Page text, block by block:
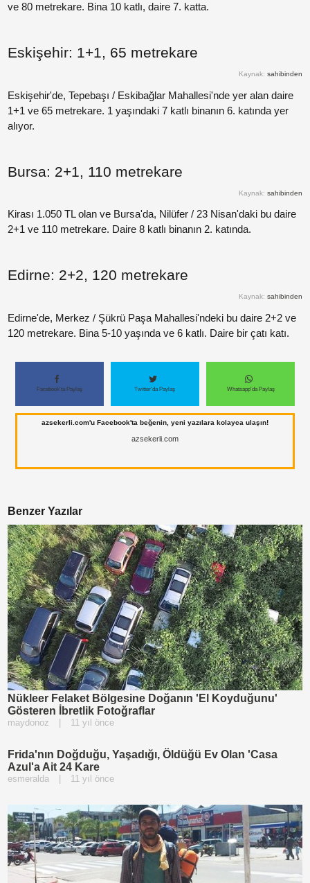
Paylaş
ve 80 metrekare. Bina 10 katlı, daire 7. katta.
Eskişehir: 1+1, 65 metrekare
Kaynak: sahibinden
Paylaş
Eskişehir'de, Tepebaşı / Eskibağlar Mahallesi'nde yer alan daire
1+1 ve 65 metrekare. 1 yaşındaki 7 katlı binanın 6. katında yer
alıyor.
Bursa: 2+1, 110 metrekare
Kaynak: sahibinden
Paylaş
Paylaş
Kirası 1.050 TL olan ve Bursa'da, Nilüfer / 23 Nisan'daki bu daire
2+1 ve 110 metrekare. Daire 8 katlı binanın 2. katında.
Edirne: 2+2, 120 metrekare
Kaynak: sahibinden
Paylaş
Paylaş
Edirne'de, Merkez / Şükrü Paşa Mahallesi'ndeki bu daire 2+2 ve
120 metrekare. Bina 5-10 yaşında ve 6 katlı. Daire bir çatı katı.
Facebook'ta Paylaş Twitter'da Paylaş Whatsapp'da Paylaş
azsekerli.com'u Facebook'ta beğenin, yeni yazılara kolayca ulaşın!
azsekerli.com
Benzer Yazılar
Nükleer Felaket Bölgesine Doğanın 'El Koyduğunu'
Gösteren İbretlik Fotoğraflar
maydonoz 11 yıl önce
Frida'nın Doğduğu, Yaşadığı, Öldüğü Ev Olan 'Casa
Azul'a Ait 24 Kare
esmeralda 11 yıl önce